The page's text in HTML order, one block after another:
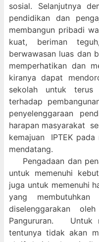
sosial. Selanjutnya
pendidikan dan
membangun pribadi
kuat, beriman
berwawasan luas dan
memperhatikan dan
kiranya dapat
sekolah untuk terus
terhadap
penyelenggaraan
harapan masyarakat
kemajuan IPTEK
mendatang.
Pengadaan dan
untuk memenuhi
juga untuk memenuhi
yang membutuhkan
diselenggarakan
Pangururan. Untuk
tentunya tidak akan